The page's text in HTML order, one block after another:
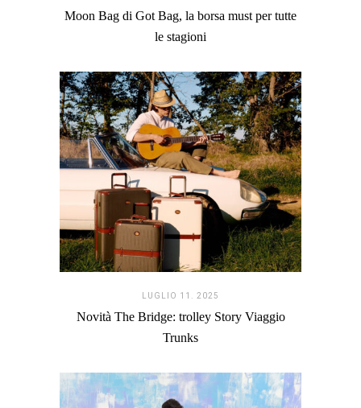
Moon Bag di Got Bag, la borsa must per tutte
le stagioni
LUGLIO 11. 2025
Novità The Bridge: trolley Story Viaggio
Trunks